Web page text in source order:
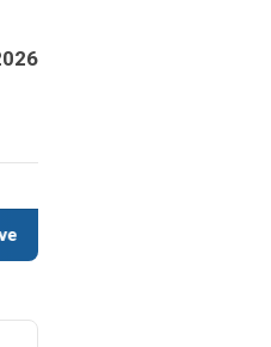
Taklukkan Jalur